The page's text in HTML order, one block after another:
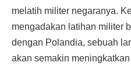
melatih militer negaranya.
mengadakan latihan militer
dengan Polandia, sebuah
akan semakin